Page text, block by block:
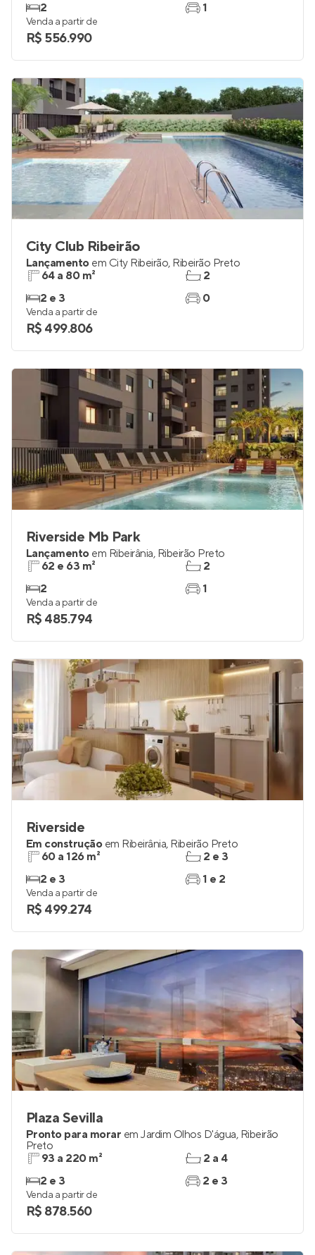
2
1
Venda a partir de
R$ 556.990
City Club Ribeirão
Lançamento em City Ribeirão, Ribeirão Preto
64 a 80 m²
2 e 3
2
0
Venda a partir de
R$ 499.806
Riverside Mb Park
Lançamento em Ribeirânia, Ribeirão Preto
62 e 63 m²
2
2
1
Venda a partir de
R$ 485.794
Riverside
Em construção em Ribeirânia, Ribeirão Preto
60 a 126 m²
2 e 3
2 e 3
1 e 2
Venda a partir de
R$ 499.274
Plaza Sevilla
Pronto para morar em Jardim Olhos D'água, Ribeirão
Preto
93 a 220 m²
2 e 3
2 a 4
2 e 3
Venda a partir de
R$ 878.560